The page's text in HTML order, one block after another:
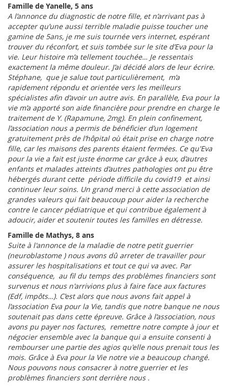
Famille de Yanelle, 5 ans
A l’annonce du diagnostic de notre fille, et n’arrivant pas à
accepter qu’une aussi terrible maladie puisse toucher une
gamine de 5ans, je me suis tournée vers internet, espérant
trouver du réconfort, et suis tombée sur le site d’Eva pour la
vie. Leur histoire m’a tellement touchée… Je ressentais
exactement la même douleur. J’ai décidé alors de leur écrire.
Stéphane, que je salue tout particulièrement, m’a
rapidement répondu et orientée vers les meilleurs
spécialistes afin d’avoir un autre avis. En parallèle, Eva pour la
vie m’a apporté son aide financière pour prendre en charge le
traitement de Y. (Rapamune, 2mg). En plein confinement,
l’association nous a permis de bénéficier d’un logement
gratuitement près de l’hôpital où était prise en charge notre
fille, car les maisons des parents étaient fermées. Ce qu'Eva
pour la vie a fait est juste énorme car grâce à eux, d’autres
enfants et malades atteints d’autres pathologies ont pu être
hébergés durant cette période difficile du covid19 et ainsi
continuer leur soins. Un grand merci à cette association de
grandes valeurs qui fait beaucoup pour aider la recherche
contre le cancer pédiatrique et qui contribue également à
adoucir, aider et soutenir toutes les familles en détresse.
Famille de Mathys, 8 ans
Suite à l'annonce de la maladie de notre petit guerrier
(neuroblastome ) nous avons dû arreter de travailler pour
assurer les hospitalisations et tout ce qui va avec. Par
conséquence, au fil du temps des problèmes financiers sont
survenus et nous n'arrivions plus à faire face aux factures
(Edf, impôts…). C’est alors que nous avons fait appel à
l’association Eva pour la Vie, tandis que notre banque ne nous
soutenait pas dans cette épreuve. Grâce à l’association, nous
avons pu payer nos factures, remettre notre compte à jour et
négocier ensemble avec la banque qui a ensuite consenti à
rembourser une partie des agios qu'elle nous prenait tous les
mois. Grâce à Eva pour la Vie notre vie a beaucoup changé.
Nous pouvons nous consacrer à notre guerrier et les
problèmes financiers sont derrière nous .